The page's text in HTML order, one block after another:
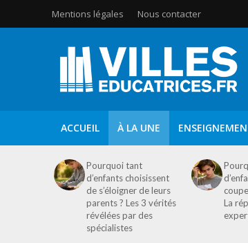
Mentions légales Nous contacter
ACCUEIL À LA UNE
Pourquoi tant
d’enfants choisissent
de s’éloigner de leurs
parents ? Les 3 vérités
révélées par des
spécialistes
La